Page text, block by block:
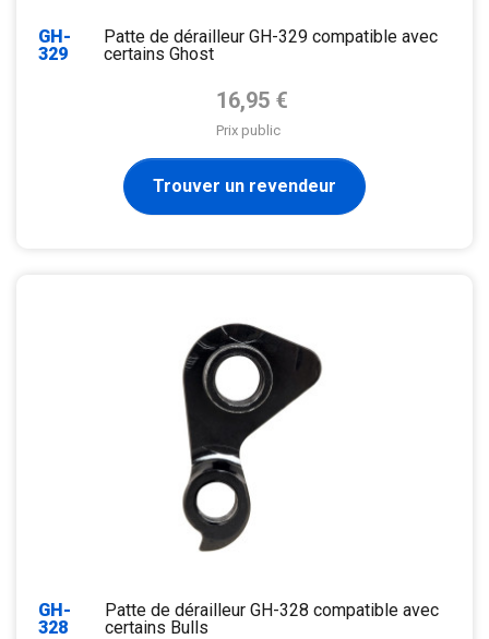
GH-
329
Patte de dérailleur GH-329 compatible avec
certains Ghost
Prix de base
16,95 €
Prix public
Trouver un revendeur
GH-
328
Patte de dérailleur GH-328 compatible avec
certains Bulls